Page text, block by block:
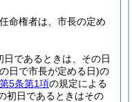
命権者は、市長の定め
日であるときは、その日
日で市長が定める日)の
第5条第1項の規定による
初日であるときはその